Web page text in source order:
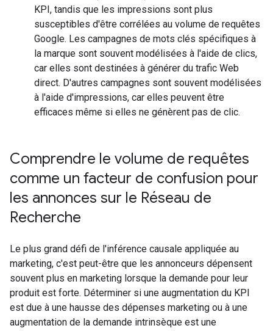
KPI, tandis que les impressions sont plus
susceptibles d'être corrélées au volume de requêtes
Google. Les campagnes de mots clés spécifiques à
la marque sont souvent modélisées à l'aide de clics,
car elles sont destinées à générer du trafic Web
direct. D'autres campagnes sont souvent modélisées
à l'aide d'impressions, car elles peuvent être
efficaces même si elles ne génèrent pas de clic.
Comprendre le volume de requêtes
comme un facteur de confusion pour
les annonces sur le Réseau de
Recherche
Le plus grand défi de l'inférence causale appliquée au
marketing, c'est peut-être que les annonceurs dépensent
souvent plus en marketing lorsque la demande pour leur
produit est forte. Déterminer si une augmentation du KPI
est due à une hausse des dépenses marketing ou à une
augmentation de la demande intrinsèque est une